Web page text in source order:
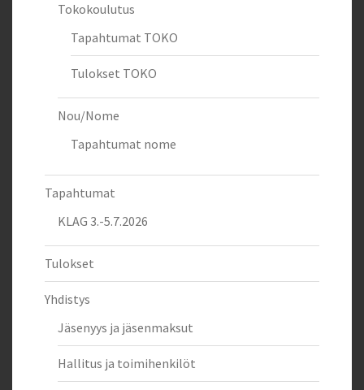
Tokokoulutus
Tapahtumat TOKO
Tulokset TOKO
Nou/Nome
Tapahtumat nome
Tapahtumat
KLAG 3.-5.7.2026
Tulokset
Yhdistys
Jäsenyys ja jäsenmaksut
Hallitus ja toimihenkilöt